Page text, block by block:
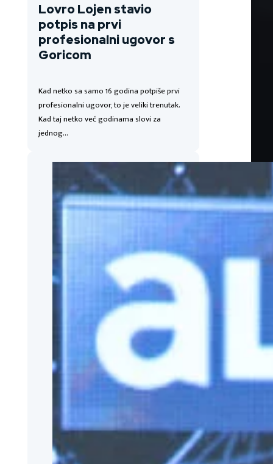
Lovro Lojen stavio
potpis na prvi
profesionalni ugovor s
Goricom
Kad netko sa samo 16 godina potpiše prvi
profesionalni ugovor, to je veliki trenutak.
Kad taj netko već godinama slovi za
jednog…